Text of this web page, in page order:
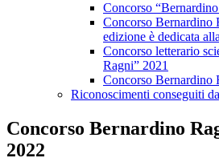
Concorso
Concorso Bernardino
edizione è dedicata
Concorso letterario
Ragni” 2021
Concorso Bernardino
Riconoscimenti conseguiti
Concorso Bernardino
2022